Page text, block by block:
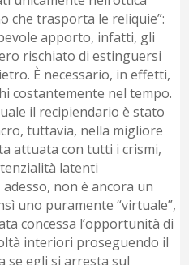
che trasporta le reliquie”:
apporto, infatti, gli
rischiato di estinguersi
È necessario, in effetti,
costantemente nel tempo.
il recipiendario è stato
tuttavia, nella migliore
attuata con tutti i crismi,
latenti
adesso, non è ancora un
uno puramente “virtuale”,
concessa l’opportunità di
interiori proseguendo il
se egli si arresta sul